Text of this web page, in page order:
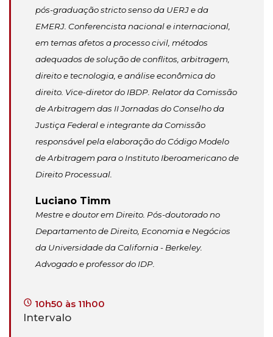
pós-graduação stricto senso da UERJ e da
EMERJ. Conferencista nacional e internacional,
em temas afetos a processo civil, métodos
adequados de solução de conflitos, arbitragem,
direito e tecnologia, e análise econômica do
direito. Vice-diretor do IBDP. Relator da Comissão
de Arbitragem das II Jornadas do Conselho da
Justiça Federal e integrante da Comissão
responsável pela elaboração do Código Modelo
de Arbitragem para o Instituto Iberoamericano de
Direito Processual.
Luciano Timm
Mestre e doutor em Direito. Pós-doutorado no
Departamento de Direito, Economia e Negócios
da Universidade da California - Berkeley.
Advogado e professor do IDP.
10h50 às 11h00
Intervalo